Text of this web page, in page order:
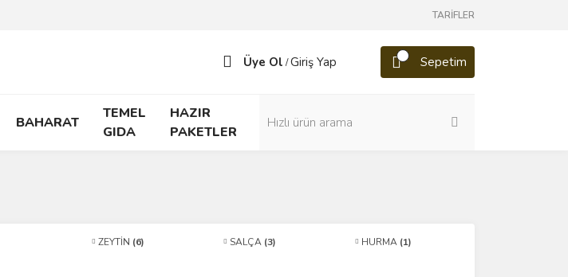
TARİFLER
Üye Ol /Giriş Yap Sepetim
BAHARAT
TEMEL
GIDA
HAZIR
PAKETLER
ZEYTİN (6) SALÇA (3) HURMA (1)